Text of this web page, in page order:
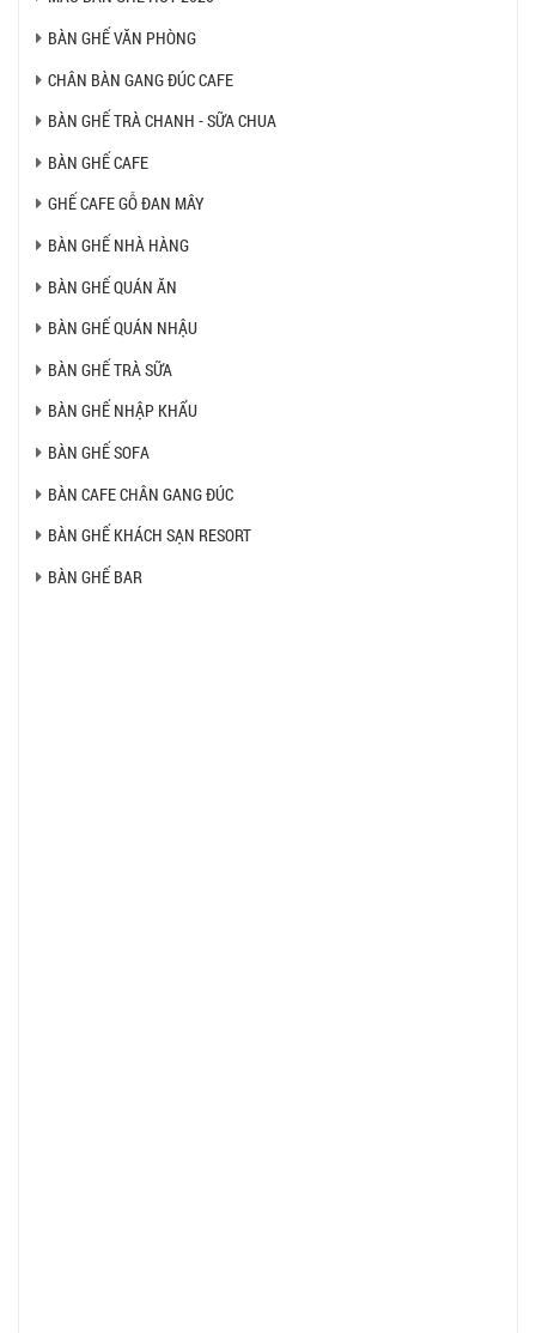
BÀN GHẾ VĂN PHÒNG
CHÂN BÀN GANG ĐÚC CAFE
BÀN GHẾ TRÀ CHANH - SỮA CHUA
BÀN GHẾ CAFE
GHẾ CAFE GỖ ĐAN MÂY
BÀN GHẾ NHÀ HÀNG
BÀN GHẾ QUÁN ĂN
BÀN GHẾ QUÁN NHẬU
BÀN GHẾ TRÀ SỮA
BÀN GHẾ NHẬP KHẨU
BÀN GHẾ SOFA
BÀN CAFE CHÂN GANG ĐÚC
BÀN GHẾ KHÁCH SẠN RESORT
BÀN GHẾ BAR